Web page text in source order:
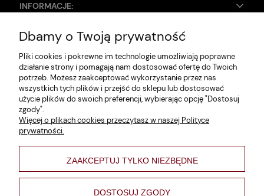
INFORMACJE:
Zwroty i reklamacje
Dane firmy
Jak szukać?
Polityka prywatności
Regulamin
Poltyka cookies
varsaviana
Dbamy o Twoją prywatność
Pliki cookies i pokrewne im technologie umożliwiają poprawne
działanie strony i pomagają nam dostosować ofertę do Twoich
potrzeb. Możesz zaakceptować wykorzystanie przez nas
wszystkich tych plików i przejść do sklepu lub dostosować
użycie plików do swoich preferencji, wybierając opcję "Dostosuj
zgody".
Więcej o plikach cookies przeczytasz w naszej Polityce
prywatności.
ZAAKCEPTUJ TYLKO NIEZBĘDNE
DOSTOSUJ ZGODY